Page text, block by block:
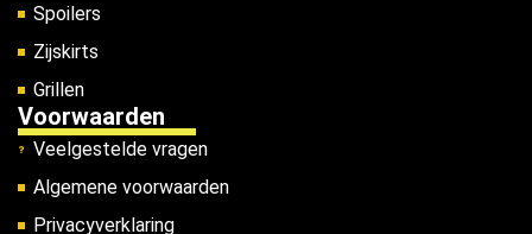
Spoilers
Zijskirts
Grillen
Voorwaarden
Veelgestelde vragen
Algemene voorwaarden
Privacyverklaring